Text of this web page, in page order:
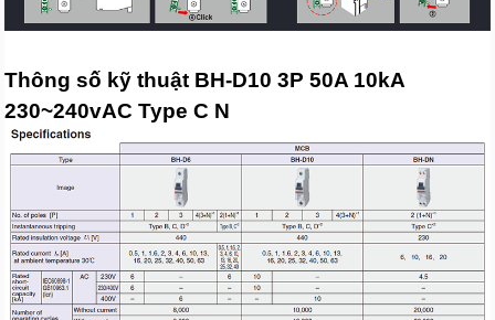
Thông số kỹ thuật BH-D10 3P 50A 10kA
230~240vAC Type C N